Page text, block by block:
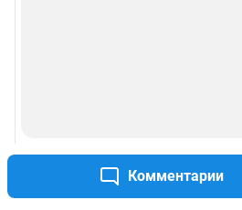
Комментарии